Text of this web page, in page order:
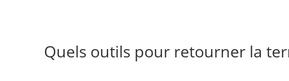
Quels outils pour retourner la